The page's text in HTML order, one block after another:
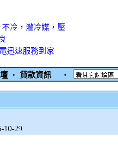
冷，灌冷媒，壓
迅速服務到家
‧ 貸款資訊 ‧
10-29